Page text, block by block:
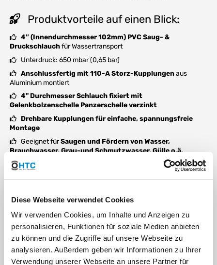
Diese Webseite verwendet Cookies
Wir verwenden Cookies, um Inhalte und Anzeigen zu
personalisieren, Funktionen für soziale Medien anbieten
zu können und die Zugriffe auf unsere Webseite zu
analysieren. Außerdem geben wir Informationen zu Ihrer
Verwendung unserer Webseite an unsere Partner für
Produktvorteile auf einen Blick:
4″ (Innendurchmesser 102mm) PVC Saug- &
Druckschlauchfür Wassertransport
Unterdruck: 650 mbar (0,65 bar)
Anschlussfertig mit 110-A Storz-Kupplungenaus
Aluminium montiert
4" Durchmesser Schlauch fixiert mit
Gelenkbolzenschelle Panzerschelleverzinkt
Drehbare Kupplungenfür einfache, spannungsfreie
Montage
Geeignet fürSaugen und Fördern von Wasser,
Brauchwasser, Grau-und Schmutzwasser, Gülle o.ä.
Robust, formstabil & langlebig
Ob zur
Wasserentnahme, Entwässerung, Bewässerung
mit Storzbietet maximale Zuverlässigkeit, einfache
Handhabung und professionelle Qualität für den täglichen
Einsatz.